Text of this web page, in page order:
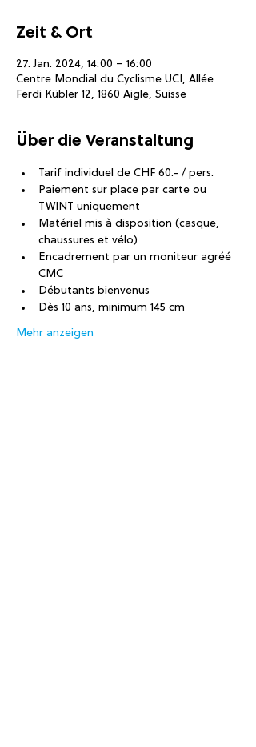
Zeit & Ort
27. Jan. 2024, 14:00 – 16:00
Centre Mondial du Cyclisme UCI, Allée
Ferdi Kübler 12, 1860 Aigle, Suisse
Über die Veranstaltung
Tarif individuel de CHF 60.- / pers.
Paiement sur place par carte ou
TWINT uniquement
Matériel mis à disposition (casque,
chaussures et vélo)
Encadrement par un moniteur agréé
CMC
Débutants bienvenus
Dès 10 ans, minimum 145 cm
Mehr anzeigen